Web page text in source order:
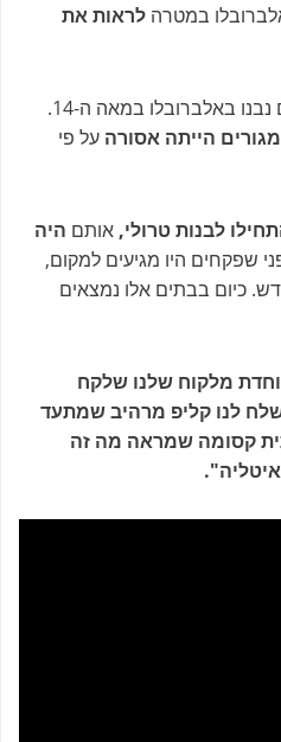
במטרה לראות את
ראשונים נבנו באלברובלו במאה ה-14.
הייתה אסורה על פי
לבנות טרולי, אותם היה
שפקחים היו מגיעים למקום,
כיום בבתים אלו נמצאים
מלקוח שלנו שלקח
לנו קליפ מרהיב שמתעד
קסומה שמראה מה זה